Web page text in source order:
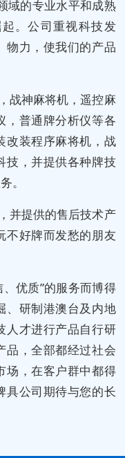
域的专业水平和成熟
。公司重视科技发
物力，使我们的产品
战神麻将机，遥控麻
，普通牌分析仪等各
改装程序麻将机，战
技，并提供各种牌技
。
并提供的售后技术产
不好牌而发愁的朋友
优质”的服务而博得
、研制港澳台及内地
人才进行产品自行研
品，全部都经过社会
场，在客户群中都得
具公司期待与您的长